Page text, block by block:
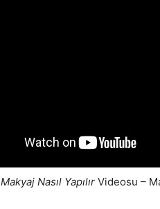
Makyaj Nasıl Yapılır Videosu –